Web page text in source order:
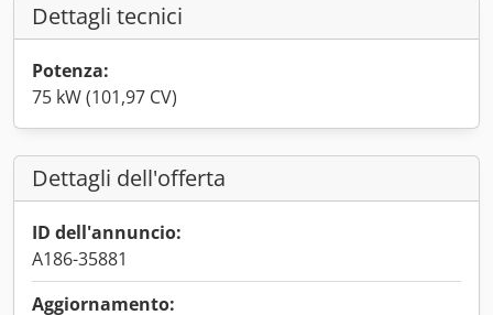
Dettagli tecnici
Potenza:
75 kW (101,97 CV)
Dettagli dell'offerta
ID dell'annuncio:
A186-35881
Aggiornamento: